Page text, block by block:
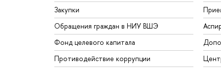
Закупки
Обращения граждан в НИУ ВШЭ
Фонд целевого капитала
Противодействие коррупции